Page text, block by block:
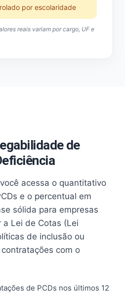
por escolaridade
reais variam por cargo, UF e
de
acessa o quantitativo
e o percentual em
sólida para empresas
a Lei de Cotas (Lei
de inclusão ou
com o
de PCDs nos últimos 12